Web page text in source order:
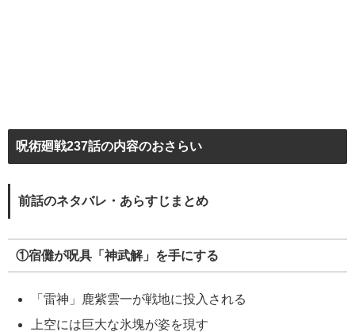
呪術廻戦237話の内容のおさらい
前話のネタバレ・あらすじまとめ
①宿儺が呪具「神武解」を手にする
「雷神」鹿紫雲一が戦地に投入される
上空には巨大な氷塊が姿を現す